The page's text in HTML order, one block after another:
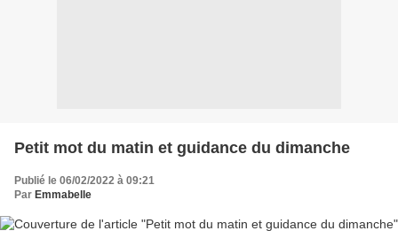
Petit mot du matin et guidance du dimanche
Publié le 06/02/2022 à 09:21
Par Emmabelle